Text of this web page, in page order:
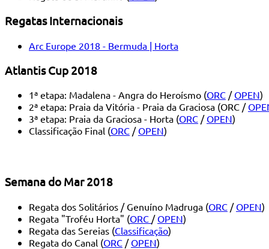
Regatas Internacionais
Arc Europe 2018 - Bermuda | Horta
Atlantis Cup 2018
1ª etapa: Madalena - Angra do Heroísmo (ORC / OPEN)
2ª etapa: Praia da Vitória - Praia da Graciosa (ORC /
3ª etapa: Praia da Graciosa - Horta (ORC / OPEN)
Classificação Final (ORC / OPEN)
Semana do Mar 2018
Regata dos Solitários / Genuíno Madruga (ORC / OPEN)
Regata "Troféu Horta" (ORC / OPEN)
Regata das Sereias (Classificação)
Regata do Canal (ORC / OPEN)